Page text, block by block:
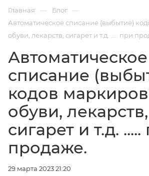
Главная — Блог —
Автоматическое списание (выбытие)
обуви, лекарств, сигарет и т.д. ..... при
Автоматическое
списание
кодов
обуви, лекарств,
сигарет и т.д.
продаже.
29 марта 2023 21:20